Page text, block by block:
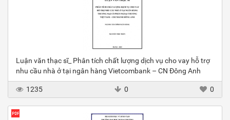
Luận văn thạc sĩ_ Phân tích chất lượng dịch vụ cho vay hỗ trợ
nhu cầu nhà ở tại ngân hàng Vietcombank – CN Đông Anh
1235 0 0